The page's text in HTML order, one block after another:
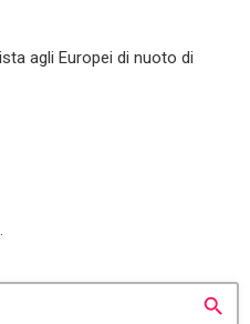
agli Europei di nuoto di
search